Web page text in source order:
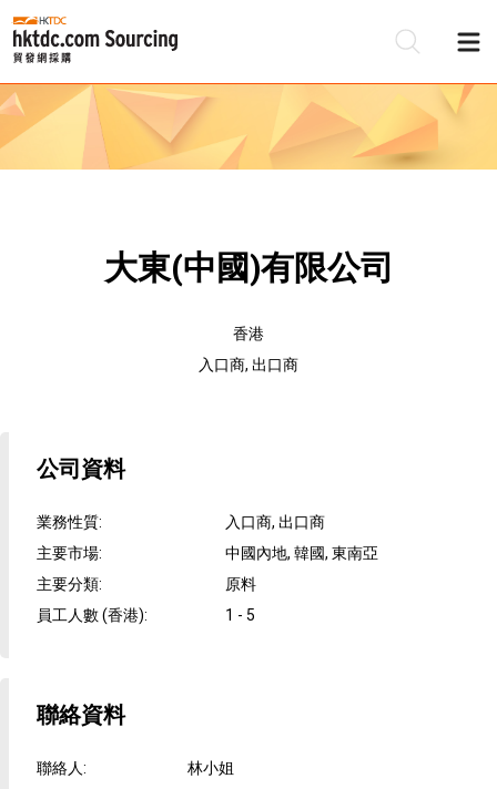
大東(中國)有限公司
香港
入口商, 出口商
公司資料
業務性質:
入口商, 出口商
主要市場:
中國內地, 韓國, 東南亞
主要分類:
原料
員工人數 (香港): 1 - 5
聯絡資料
聯絡人:
林小姐